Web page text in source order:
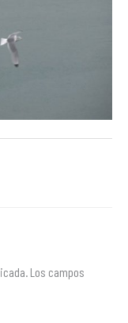
Los campos